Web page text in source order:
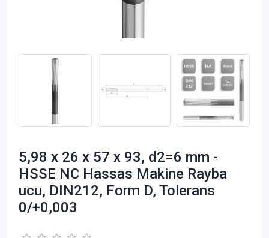
5,98 x 26 x 57 x 93, d2=6 mm -
HSSE NC Hassas Makine Rayba
ucu, DIN212, Form D, Tolerans
0/+0,003